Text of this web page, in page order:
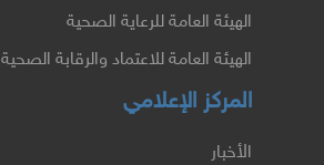
الهيئة العامة للرعاية الصحية
الهيئة العامة للاعتماد والرقابة الصحية
المركز الإعلامي
الأخبار